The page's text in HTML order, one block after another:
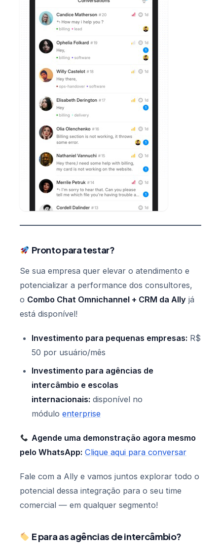
Pronto para testar?
Se sua empresa quer elevar o atendimento e
potencializar a performance dos consultores,
o Combo Chat Omnichannel + CRM da Ally já
está disponível!
Investimento para pequenas empresas: R$
50 por usuário/mês
Investimento para agências de
intercâmbio e escolas
internacionais: disponível no
módulo enterprise
Agende uma demonstração agora mesmo
pelo WhatsApp: Clique aqui para conversar
Fale com a Ally e vamos juntos explorar todo o
potencial dessa integração para o seu time
comercial — em qualquer segmento!
E para as agências de intercâmbio?